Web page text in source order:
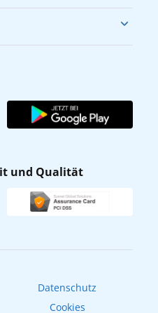
und Qualität
Datenschutz
Cookies